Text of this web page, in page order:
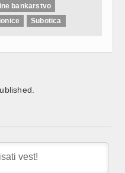
bankarstvo
Subotica